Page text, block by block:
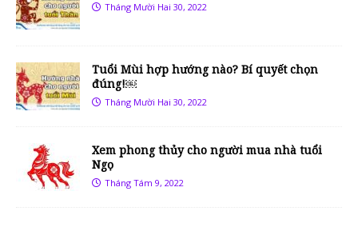
Tháng Mười Hai 30, 2022
Tuổi Mùi hợp hướng nào? Bí quyết chọn
đúng!￼
Tháng Mười Hai 30, 2022
Xem phong thủy cho người mua nhà tuổi
Ngọ
Tháng Tám 9, 2022